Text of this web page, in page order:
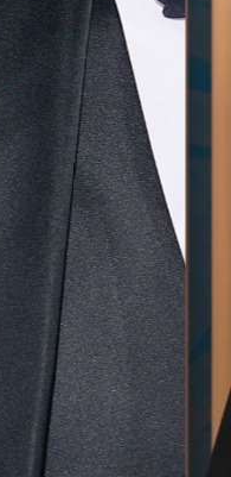
無料相談予約
来店・オンライン